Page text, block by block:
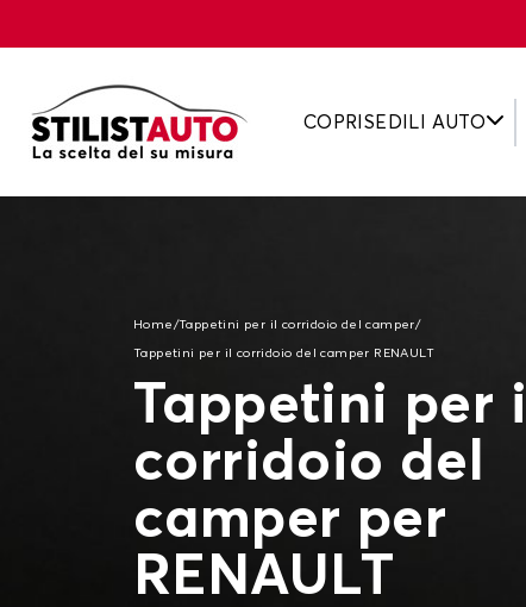
COPRISEDILI AUTO
Home /Tappetini per il corridoio del camper/
Tappetini per il corridoio del camper RENAULT
Tappetini per il
corridoio del
camper per
RENAULT